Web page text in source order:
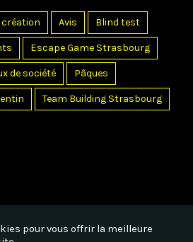
création Avis Blind test
Escape Game Strasbourg
de société Pâques
Team Building Strasbourg
MAZE IN ESCAPE GAME STRASBOURG |
pour vous offrir la meilleure